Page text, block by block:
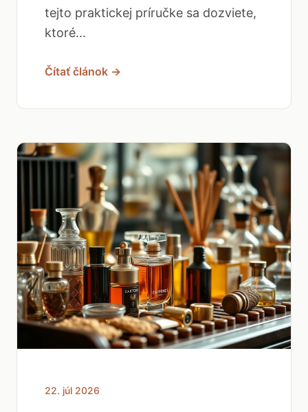
tejto praktickej príručke sa dozviete,
ktoré...
Čítať článok →
22. júl 2026